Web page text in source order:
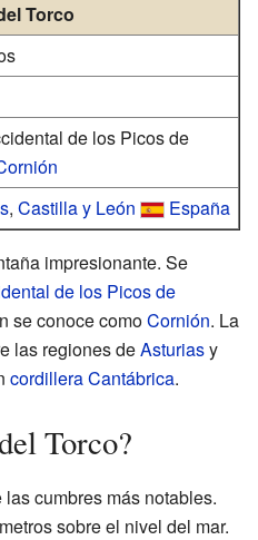
Torco
de los Picos de
, Castilla y León España
impresionante. Se
de los Picos de
se conoce comoCornión. La
las regiones deAsturiasy
cordillera Cantábrica.
Torco?
cumbres más notables.
sobre el nivel del mar.